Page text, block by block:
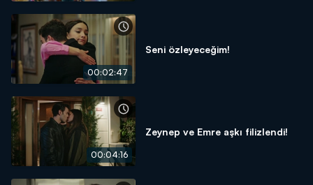
00:02:47
Seni özleyeceğim!
00:04:16
Zeynep ve Emre aşkı filizlendi!